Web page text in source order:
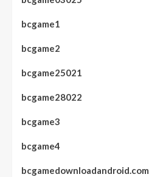
bcgame1
bcgame2
bcgame25021
bcgame28022
bcgame3
bcgame4
bcgamedownloadandroid.com